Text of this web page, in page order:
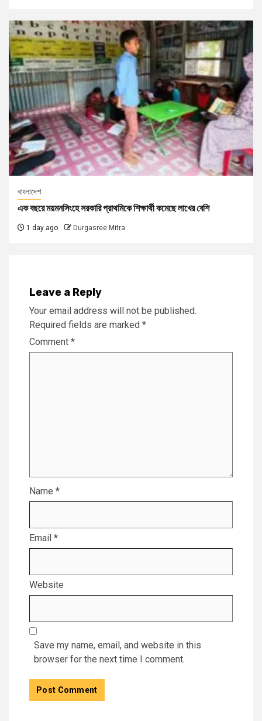
বাংলাদেশ
এক বছরে ময়মনসিংহে সরকারি প্রাথমিকে শিক্ষার্থী কমেছে লাখের বেশি
1 day ago Durgasree Mitra
Leave a Reply
Your email address will not be published.
Required fields are marked *
Comment *
Name *
Email *
Website
Save my name, email, and website in this
browser for the next time I comment.